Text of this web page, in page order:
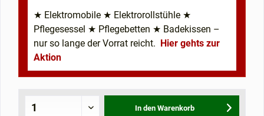
★ Elektromobile ★ Elektrorollstühle ★
Pflegesessel ★ Pflegebetten ★ Badekissen –
nur so lange der Vorrat reicht.
Hier gehts zur
Aktion
In den Warenkorb